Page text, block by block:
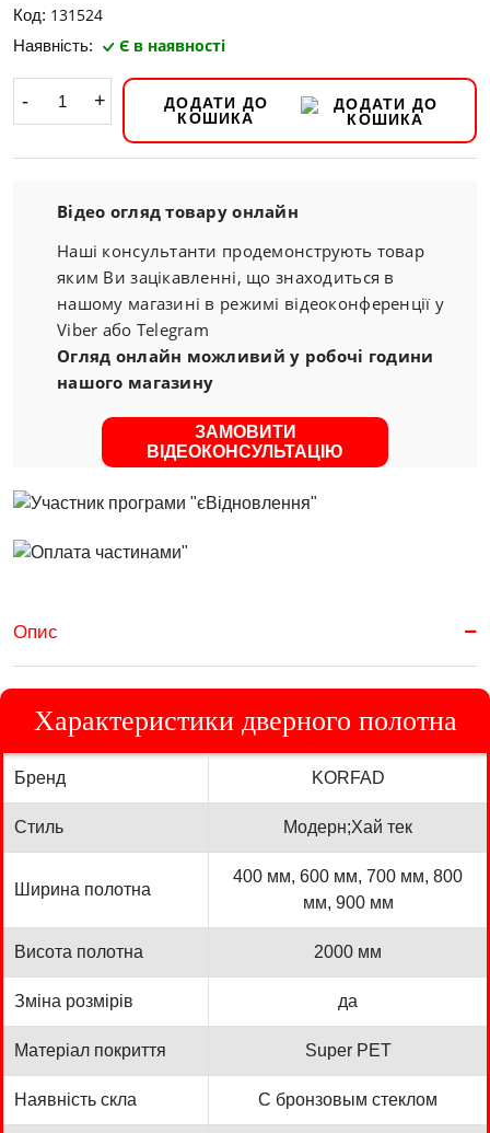
Код: 131524
Наявність: Є в наявності
- +
ДОДАТИ ДО
КОШИКА
Відео огляд товару онлайн
Наші консультанти продемонструють товар
яким Ви зацікавленні, що знаходиться в
нашому магазині в режимі відеоконференції у
Viber або Telegram
Огляд онлайн можливий у робочі години
нашого магазину
ЗАМОВИТИ
ВІДЕОКОНСУЛЬТАЦІЮ
Опис
Характеристики дверного полотна
Бренд KORFAD
Стиль Модерн;Хай тек
Ширина полотна
400 мм, 600 мм, 700 мм, 800
мм, 900 мм
Висота полотна 2000 мм
Зміна розмірів да
Матеріал покриття Super PET
Наявність скла С бронзовым стеклом